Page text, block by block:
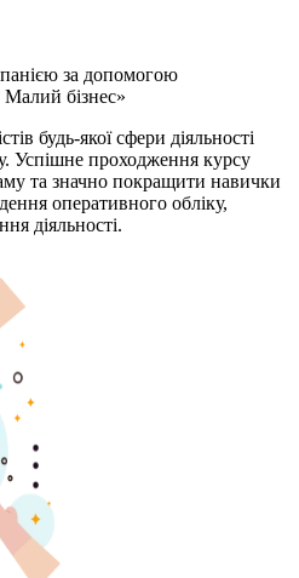
за допомогою
бізнес»
будь-якої сфери діяльності
Успішне проходження курсу
та значно покращити навички
оперативного обліку,
діяльності.